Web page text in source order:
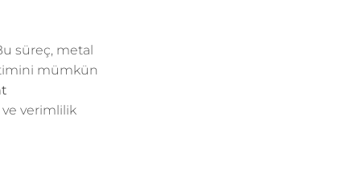
süreç, metal
mümkün
verimlilik